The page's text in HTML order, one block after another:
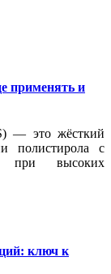
применять и
— это жёсткий
полистирола с
при высоких
ключ к